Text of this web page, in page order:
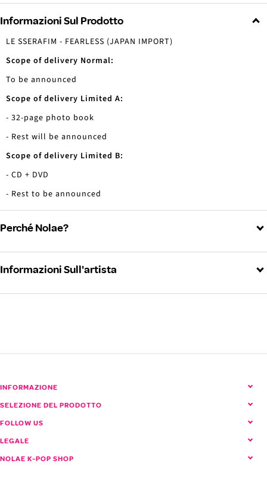
Informazioni Sul Prodotto
LE SSERAFIM - FEARLESS (JAPAN IMPORT)
Scope of delivery Normal:
To be announced
Scope of delivery Limited A:
- 32-page photo book
- Rest will be announced
Scope of delivery Limited B:
- CD + DVD
- Rest to be announced
Perché Nolae?
Informazioni Sull'artista
INFORMAZIONE
SELEZIONE DEL PRODOTTO
FOLLOW US
LEGALE
NOLAE K-POP SHOP